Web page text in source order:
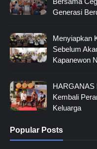
Generasi
Menyiapkan
Sebelum
Kapanewon
HARGANAS
Kembali
Keluarga
Popular Posts